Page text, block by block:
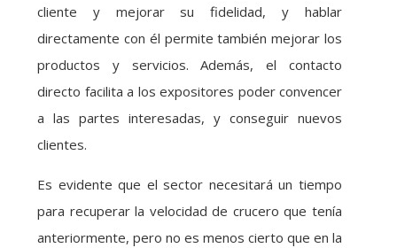
cliente y mejorar su fidelidad, y hablar
directamente con él permite también mejorar los
productos y servicios. Además, el contacto
directo facilita a los expositores poder convencer
a las partes interesadas, y conseguir nuevos
clientes.
Es evidente que el sector necesitará un tiempo
para recuperar la velocidad de crucero que tenía
anteriormente, pero no es menos cierto que en la